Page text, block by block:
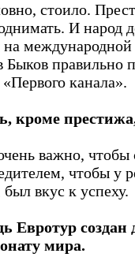
стоило.
И народ
Быков правильно
канала».
кроме
важно, чтобы
чтобы у
вкус к успеху.
Евротур создан
мира.